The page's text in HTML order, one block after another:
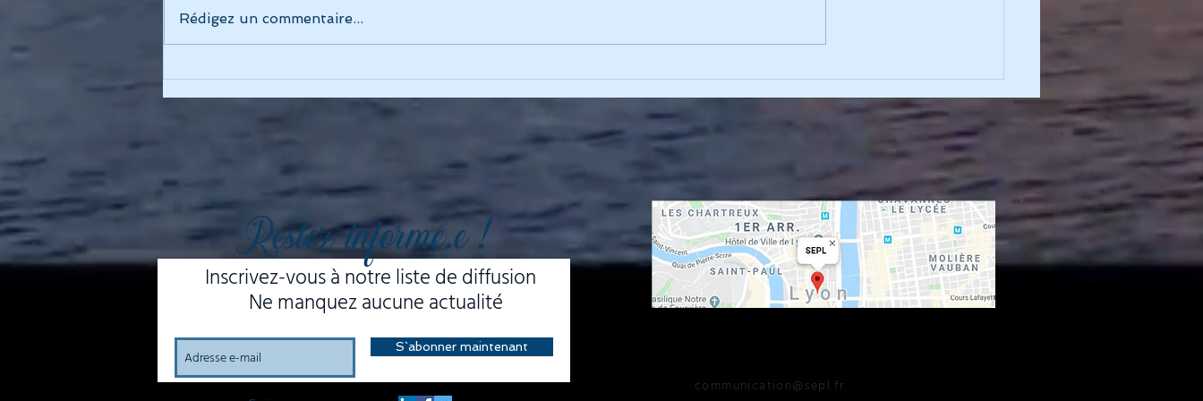
Fiard, Président Fondateur
deuil suite à la perte tragique
Rédigez un commentaire...
Inscrivez-vous à notre liste de diffusion
Ne manquez aucune actualité
S`abonner maintenant
Restez informé.e !
communication@sepl.fr